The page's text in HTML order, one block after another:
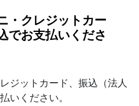
・クレジットカー
でお支払いくださ
ジットカード、振込（法人
いください。